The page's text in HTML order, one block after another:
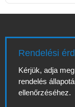
Rendelési
Kérjük, adja
rendelés
ellenőrzéséhez.